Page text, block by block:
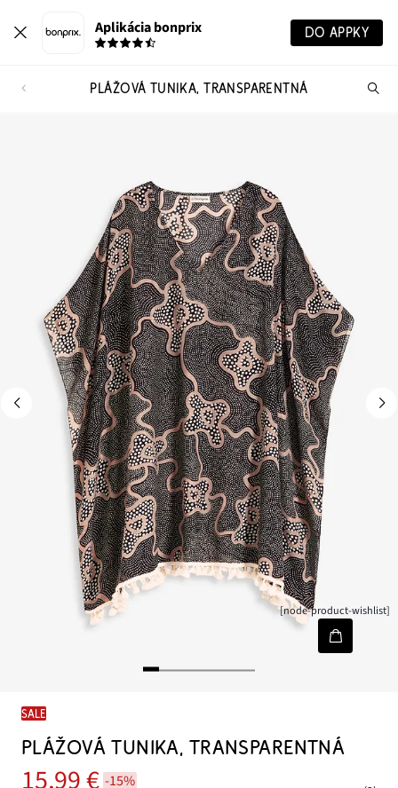
Aplikácia bonprix DO APPKY
PLÁŽOVÁ TUNIKA, TRANSPARENTNÁ
[node-product-wishlist]
SALE
PLÁŽOVÁ TUNIKA, TRANSPARENTNÁ
-15%